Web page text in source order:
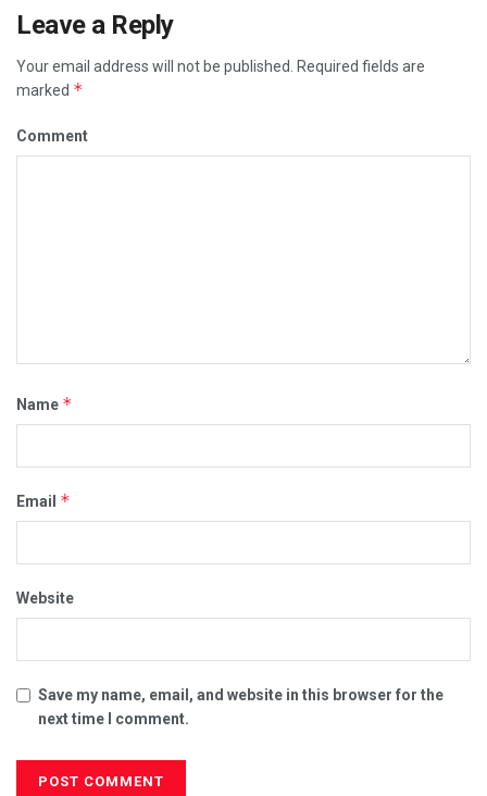
Leave a Reply
Your email address will not be published.
Required fields are
marked *
Comment
Name *
Email *
Website
Save my name, email, and website in this browser for the
next time I comment.